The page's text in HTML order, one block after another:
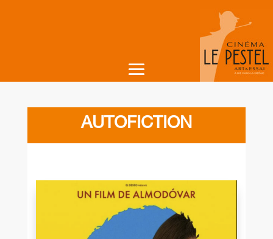
AUTOFICTION